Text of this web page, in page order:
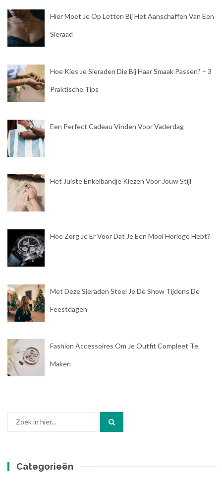
Hier Moet Je Op Letten Bij Het Aanschaffen Van Een
Sieraad
Hoe Kies Je Sieraden Die Bij Haar Smaak Passen? – 3
Praktische Tips
Een Perfect Cadeau Vinden Voor Vaderdag
Het Juiste Enkelbandje Kiezen Voor Jouw Stijl
Hoe Zorg Je Er Voor Dat Je Een Mooi Horloge Hebt?
Met Deze Sieraden Steel Je De Show Tijdens De
Feestdagen
Fashion Accessoires Om Je Outfit Compleet Te
Maken
Categorieën